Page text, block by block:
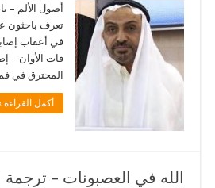
أصول الألم –
في أعقاب
فات الأوان –
المحترق في
أكمل القراءة
الله في العصبونات –